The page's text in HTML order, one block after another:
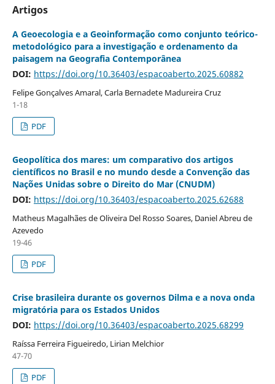
Artigos
A Geoecologia e a Geoinformação como conjunto teórico-
metodológico para a investigação e ordenamento da
paisagem na Geografia Contemporânea
DOI: https://doi.org/10.36403/espacoaberto.2025.60882
Felipe Gonçalves Amaral, Carla Bernadete Madureira Cruz
1-18
PDF
Geopolítica dos mares: um comparativo dos artigos
científicos no Brasil e no mundo desde a Convenção das
Nações Unidas sobre o Direito do Mar (CNUDM)
DOI: https://doi.org/10.36403/espacoaberto.2025.62688
Matheus Magalhães de Oliveira Del Rosso Soares, Daniel Abreu de
Azevedo
19-46
PDF
Crise brasileira durante os governos Dilma e a nova onda
migratória para os Estados Unidos
DOI: https://doi.org/10.36403/espacoaberto.2025.68299
Raíssa Ferreira Figueiredo, Lirian Melchior
47-70
PDF